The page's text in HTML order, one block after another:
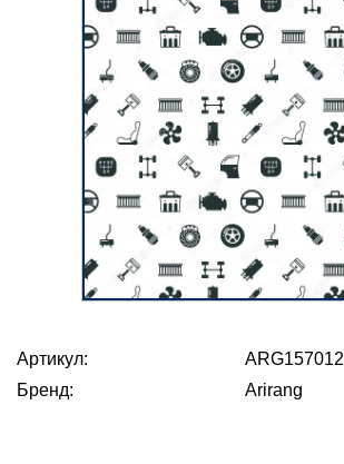
Артикул:
ARG157012
Бренд:
Arirang